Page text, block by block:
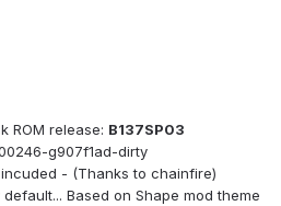
ROM release: B137SP03
g907f1ad-dirty
- (Thanks to chainfire)
Based on Shape mod theme